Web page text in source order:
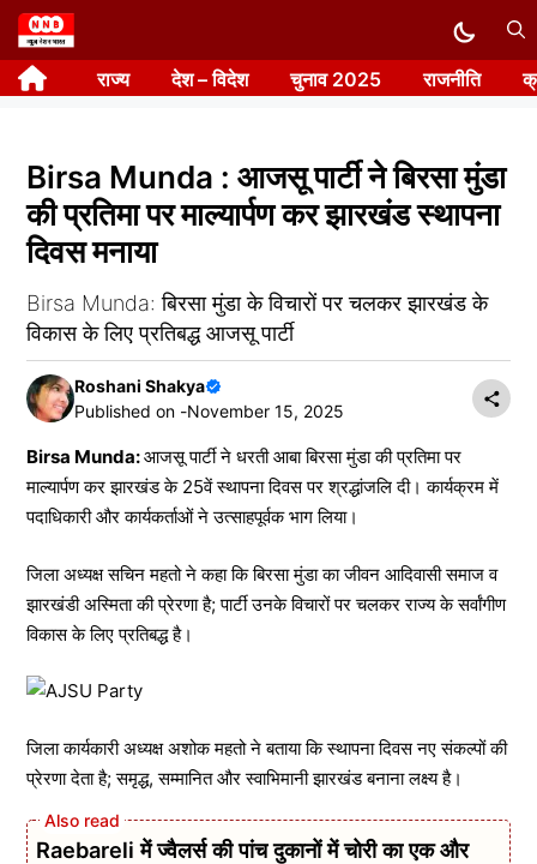
Skip
to
content राज्य देश – विदेश चुनाव 2025 राजनीति
Birsa Munda : आजसू पार्टी ने बिरसा मुंडा
की प्रतिमा पर माल्यार्पण कर झारखंड स्थापना
दिवस मनाया
Birsa Munda: बिरसा मुंडा के विचारों पर चलकर झारखंड के
विकास के लिए प्रतिबद्ध आजसू पार्टी
Roshani Shakya
Published on -November 15, 2025
Birsa Munda:आजसू पार्टी ने धरती आबा बिरसा मुंडा की प्रतिमा पर
माल्यार्पण कर झारखंड के 25वें स्थापना दिवस पर श्रद्धांजलि दी। कार्यक्रम में
पदाधिकारी और कार्यकर्ताओं ने उत्साहपूर्वक भाग लिया।
जिला अध्यक्ष सचिन महतो ने कहा कि बिरसा मुंडा का जीवन आदिवासी समाज व
झारखंडी अस्मिता की प्रेरणा है; पार्टी उनके विचारों पर चलकर राज्य के सर्वांगीण
विकास के लिए प्रतिबद्ध है।
जिला कार्यकारी अध्यक्ष अशोक महतो ने बताया कि स्थापना दिवस नए संकल्पों की
प्रेरणा देता है; समृद्ध, सम्मानित और स्वाभिमानी झारखंड बनाना लक्ष्य है।
Raebareli में ज्वैलर्स की पांच दुकानों में चोरी का एक और